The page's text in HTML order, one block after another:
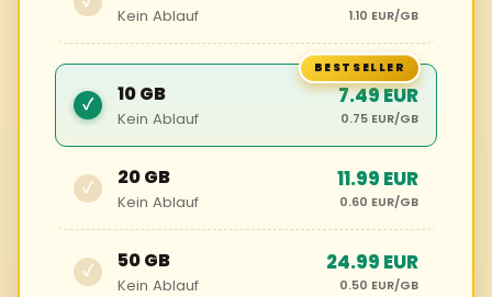
Kein Ablauf 1.10 EUR/GB
✓ 10 GB
Kein Ablauf
7.49 EUR
0.75 EUR/GB
✓ 20 GB
Kein Ablauf
11.99 EUR
0.60 EUR/GB
✓ 50 GB
Kein Ablauf
24.99 EUR
0.50 EUR/GB